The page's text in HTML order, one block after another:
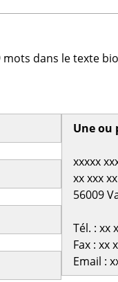
dans le texte
Une ou
xxxxx
xx xxx
56009
Tél. : xx
Fax : xx
Email :